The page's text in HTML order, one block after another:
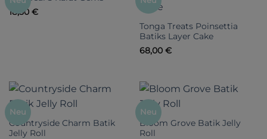
18,50 €
Tonga Treats Poinsettia
Batiks Layer Cake
68,00 €
Neu
Countryside Charm Batik
Jelly Roll
Neu
Bloom Grove Batik Jelly
Roll